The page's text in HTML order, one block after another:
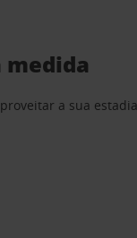
medida
a sua